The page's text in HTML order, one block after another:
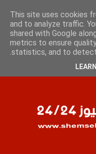
This site uses cookies
and to analyze traffic.
shared with Google
metrics to ensure
statistics, and to detect